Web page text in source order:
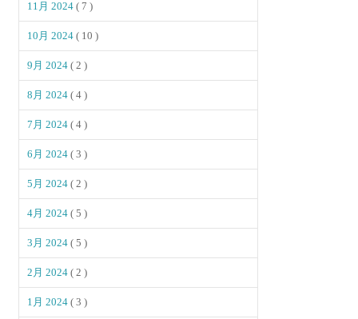
11月 2024( 7 )
10月 2024( 10 )
9月 2024( 2 )
8月 2024( 4 )
7月 2024( 4 )
6月 2024( 3 )
5月 2024( 2 )
4月 2024( 5 )
3月 2024( 5 )
2月 2024( 2 )
1月 2024( 3 )